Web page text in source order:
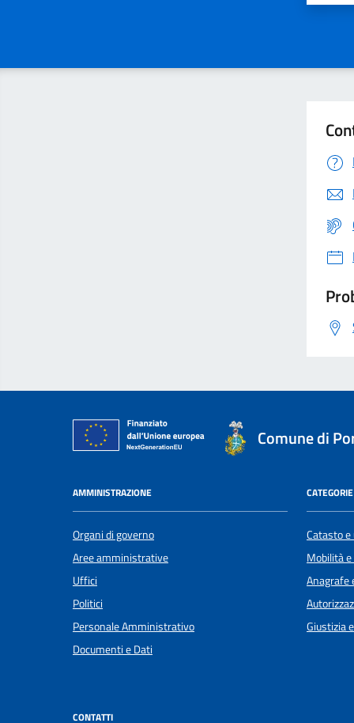
Comune di
AMMINISTRAZIONE
Organi di governo
Aree amministrative
Uffici
Politici
Personale Amministrativo
Documenti e Dati
Catasto
Mobilità
Anagrafe
Giustizia
CONTATTI